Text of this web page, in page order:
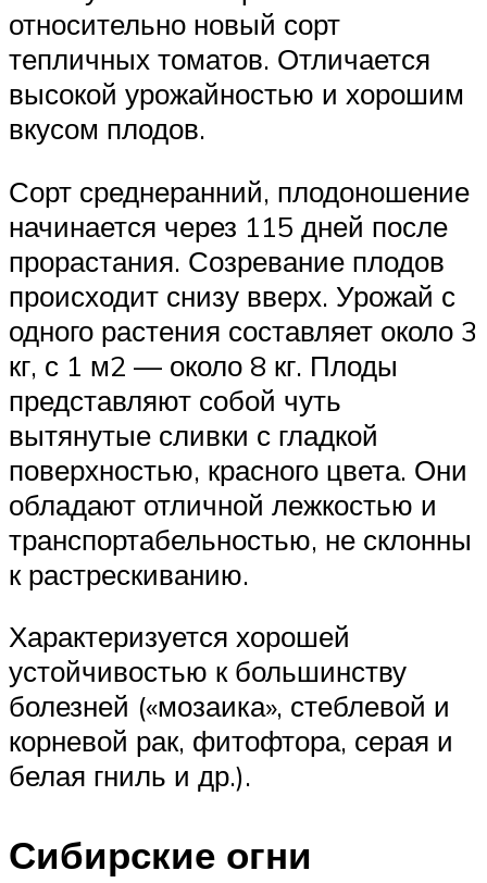
относительно новый сорт
тепличных томатов. Отличается
высокой урожайностью и хорошим
вкусом плодов.
Сорт среднеранний, плодоношение
начинается через 115 дней после
прорастания. Созревание плодов
происходит снизу вверх. Урожай с
одного растения составляет около 3
кг, с 1 м2 — около 8 кг. Плоды
представляют собой чуть
вытянутые сливки с гладкой
поверхностью, красного цвета. Они
обладают отличной лежкостью и
транспортабельностью, не склонны
к растрескиванию.
Характеризуется хорошей
устойчивостью к большинству
болезней («мозаика», стеблевой и
корневой рак, фитофтора, серая и
белая гниль и др.).
Сибирские огни